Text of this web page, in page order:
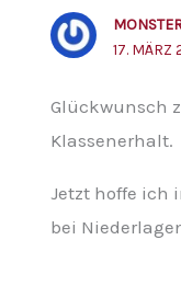
17. MÄRZ
Glückwunsch
Klassenerhalt.
Jetzt hoffe ich
bei